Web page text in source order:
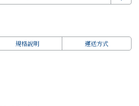
規格說明 運送方式